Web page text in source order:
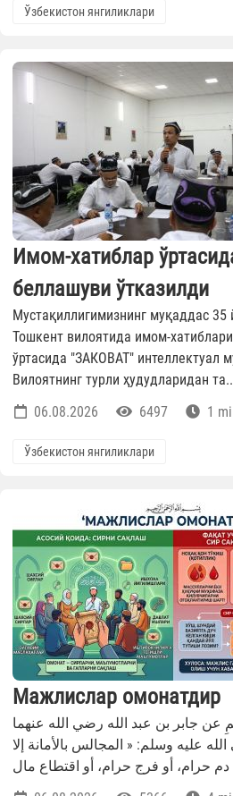
Ўзбекистон янгиликлари
Имом-хатиблар
беллашуви ўтказилди
Мустақиллигимизнинг муқаддас 35
Тошкент вилоятида имом-
ўртасида "ЗАКОВАТ" интеллектуал
Вилоятнинг турли ҳудудларидан
06.08.2026
6497 1
Ўзбекистон янгиликлари
Мажлислар омонатдир
عن جابر بن عبد الله رضي الله عنهما
عليه وسلم: « المجالس بالأمانة إلا